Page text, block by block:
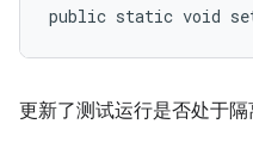
public static void
更新了测试运行是否处于隔